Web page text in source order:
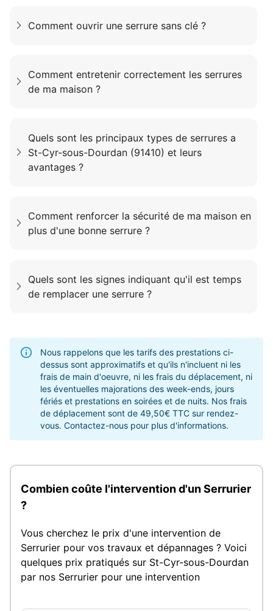
Comment ouvrir une serrure sans clé ?
Comment entretenir correctement les serrures
de ma maison ?
Quels sont les principaux types de serrures a
St-Cyr-sous-Dourdan (91410) et leurs
avantages ?
Comment renforcer la sécurité de ma maison en
plus d'une bonne serrure ?
Quels sont les signes indiquant qu'il est temps
de remplacer une serrure ?
Nous rappelons que les tarifs des prestations ci-
dessus sont approximatifs et qu'ils n'incluent ni les
frais de main d'oeuvre, ni les frais du déplacement, ni
les éventuelles majorations des week-ends, jours
fériés et prestations en soirées et de nuits. Nos frais
de déplacement sont de 49,50€ TTC sur rendez-
vous. Contactez-nous pour plus d'informations.
Combien coûte l'intervention d'un Serrurier
?
Vous cherchez le prix d'une intervention de
Serrurier pour vos travaux et dépannages ? Voici
quelques prix pratiqués sur St-Cyr-sous-Dourdan
par nos Serrurier pour une intervention